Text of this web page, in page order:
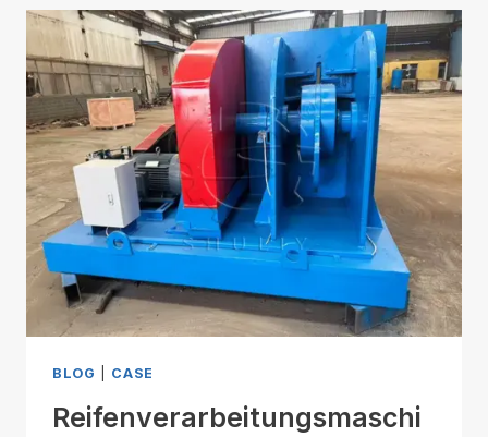
BLOG CASE
Reifenverarbeitungsmaschi